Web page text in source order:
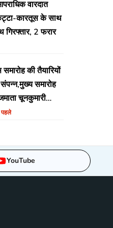
वारदात
कारतूस के साथ
गिरफ्तार, 2 फरार
की तैयारियों
समारोह
चूनकुमारी
YouTube